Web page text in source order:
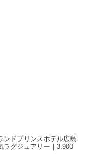
ンドプリンスホテル広島
ラグジュアリー｜3,900